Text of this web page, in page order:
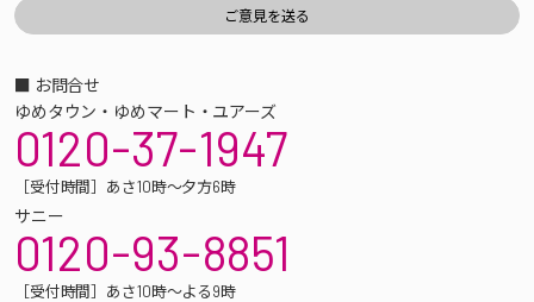
■ お問合せ
ゆめタウン・ゆめマート・ユアーズ
0120-37-1947
［受付時間］あさ10時～夕方6時
サニー
0120-93-8851
［受付時間］あさ10時～よる9時